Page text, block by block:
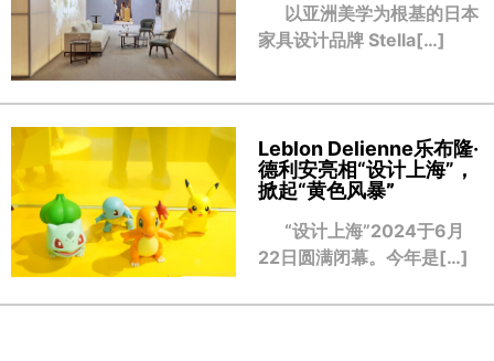
以亚洲美学为根基的日本
家具设计品牌 Stella[…]
Leblon Delienne乐布隆·
德利安亮相“设计上海”，
掀起“黄色风暴”
“设计上海”2024于6月
22日圆满闭幕。今年是[…]